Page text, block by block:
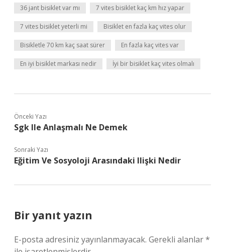
36 jant bisiklet var mı 7 vites bisiklet kaç km hız yapar
7 vites bisiklet yeterli mi Bisiklet en fazla kaç vites olur
Bisikletle 70 km kaç saat sürer En fazla kaç vites var
En iyi bisiklet markası nedir İyi bir bisiklet kaç vites olmalı
Önceki Yazı
Sgk Ile Anlaşmalı Ne Demek
Sonraki Yazı
Eğitim Ve Sosyoloji Arasındaki Ilişki Nedir
Bir yanıt yazın
E-posta adresiniz yayınlanmayacak. Gerekli alanlar*